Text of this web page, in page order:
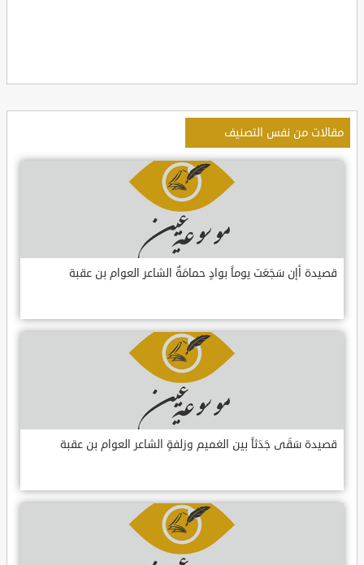
مقالات من نفس التصنيف
قصيدة أإن سَجَعَت يوماً بوادٍ حمامَةٌ الشاعر العوام بن عقبة
قصيدة سَقَى جَدَثاً بين الغميم وزلفةٍ الشاعر العوام بن عقبة